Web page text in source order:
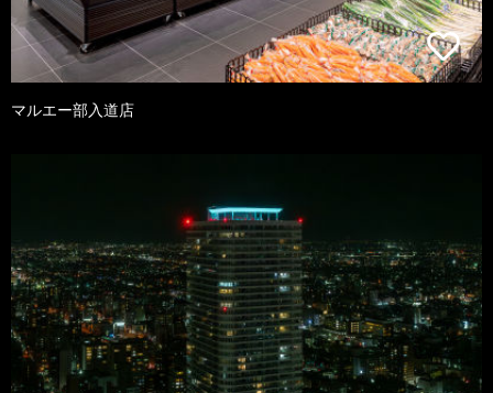
マルエー部入道店